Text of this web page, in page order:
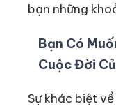
bạn những
Bạn Có
Cuộc Đời
Sự khác biệt